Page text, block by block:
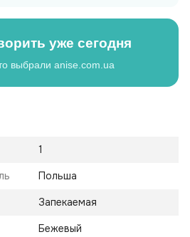
уже сегодня
выбрали anise.com.ua
1
Польша
Запекаемая
Бежевый